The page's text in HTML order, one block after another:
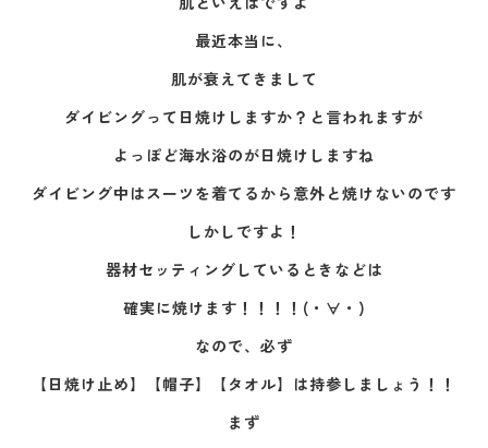
最近本当に、
肌が衰えてきまして
ダイビングって日焼けしますか？と言われますが
よっぽど海水浴のが日焼けしますね
ダイビング中はスーツを着てるから意外と焼けないのです
しかしですよ！
器材セッティングしているときなどは
確実に焼けます！！！！(・∀・)
なので、必ず
【日焼け止め】【帽子】【タオル】は持参しましょう！！
まず